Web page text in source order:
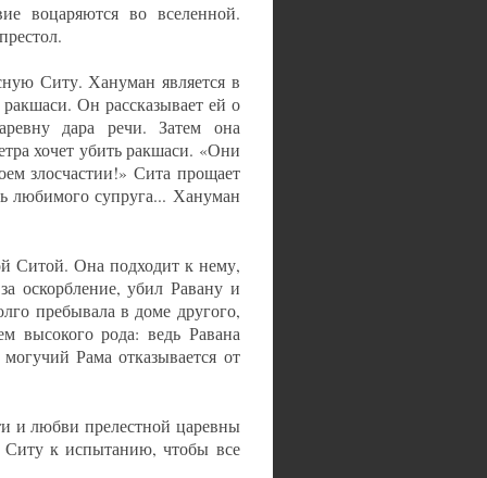
воцаряются во вселенной.
Ситу. Хануман является в
Он рассказывает ей о
дара речи. Затем она
хочет убить ракшаси. «Они
злосчастии!» Сита прощает
любимого супруга... Хануман
Ситой. Она подходит к нему,
оскорбление, убил Равану и
пребывала в доме другого,
высокого рода: ведь Равана
Рама отказывается от
и любви прелестной царевны
к испытанию, чтобы все